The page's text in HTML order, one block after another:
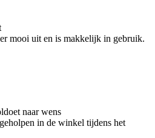
mooi uit en is makkelijk in gebruik.
naar wens
in de winkel tijdens het